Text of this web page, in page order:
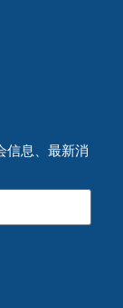
信息、最新消